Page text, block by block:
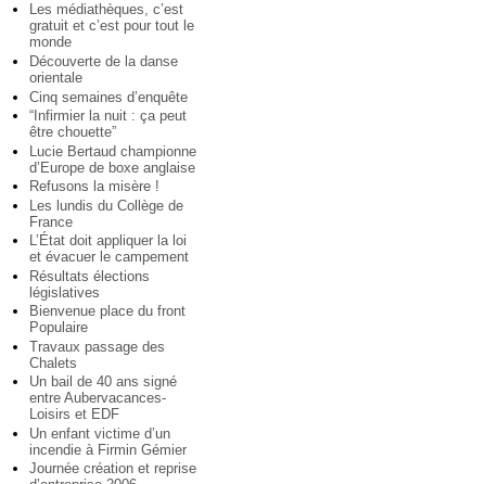
Les médiathèques, c’est
gratuit et c’est pour tout le
monde
Découverte de la danse
orientale
Cinq semaines d’enquête
“Infirmier la nuit : ça peut
être chouette”
Lucie Bertaud championne
d’Europe de boxe anglaise
Refusons la misère !
Les lundis du Collège de
France
L’État doit appliquer la loi
et évacuer le campement
Résultats élections
législatives
Bienvenue place du front
Populaire
Travaux passage des
Chalets
Un bail de 40 ans signé
entre Aubervacances-
Loisirs et EDF
Un enfant victime d’un
incendie à Firmin Gémier
Journée création et reprise